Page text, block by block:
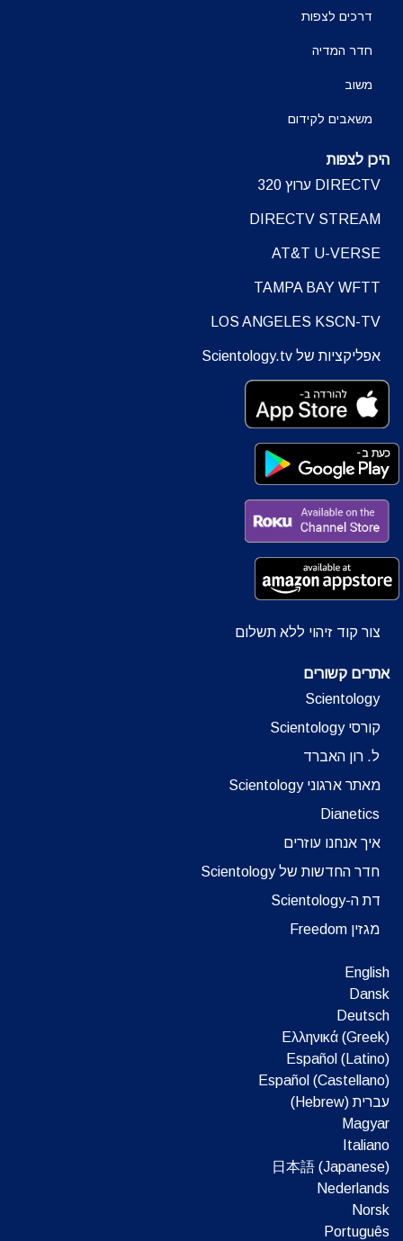
דרכים לצפות
חדר המדיה
משוב
משאבים לקידום
היכן לצפות
DIRECTV ערוץ 320
DIRECTV STREAM
AT&T U-VERSE
TAMPA BAY WFTT
LOS ANGELES KSCN-TV
אפליקציות של Scientology.tv
צור קוד זיהוי ללא תשלום
אתרים קשורים
Scientology
קורסי Scientology
ל. רון האברד
מאתר ארגוני Scientology
Dianetics
איך אנחנו עוזרים
חדר החדשות של Scientology
דת ה-Scientology
מגזין Freedom
English
Dansk
Deutsch
Ελληνικά (Greek)
Español (Latino)
Español (Castellano)
עברית (Hebrew)‏
Magyar
Italiano
日本語 (Japanese)
Nederlands
Norsk
Português